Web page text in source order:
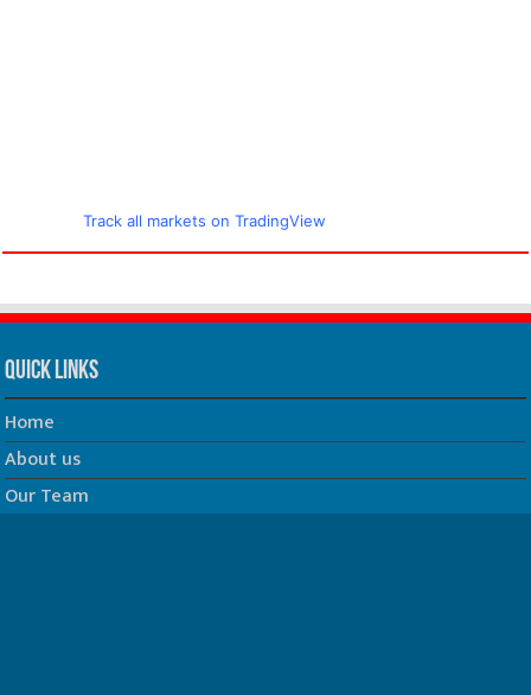
Track all markets on TradingView
Quick Links
Home
About us
Our Team